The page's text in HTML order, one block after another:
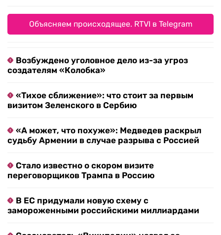
Объясняем происходящее. RTVI в Telegram
Возбуждено уголовное дело из-за угроз
создателям «Колобка»
«Тихое сближение»: что стоит за первым
визитом Зеленского в Сербию
«А может, что похуже»: Медведев раскрыл
судьбу Армении в случае разрыва с Россией
Стало известно о скором визите
переговорщиков Трампа в Россию
В ЕС придумали новую схему с
замороженными российскими миллиардами